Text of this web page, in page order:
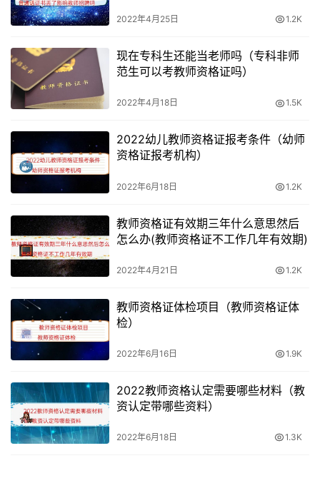
2022年4月25日 1.2K
现在专科生还能当老师吗（专科非师
范生可以考教师资格证吗）
2022年4月18日 1.5K
2022幼儿教师资格证报考条件（幼师
资格证报考机构）
2022年6月18日 1.2K
教师资格证有效期三年什么意思然后
怎么办(教师资格证不工作几年有效期)
2022年4月21日 1.2K
教师资格证体检项目（教师资格证体
检）
2022年6月16日 1.9K
2022教师资格认定需要哪些材料（教
资认定带哪些资料）
2022年6月18日 1.3K